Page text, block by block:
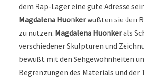
dem Rap-Lager eine gute Adresse
Magdalena Huonkerwußten sie den
zu nutzen. Magdalena Huonkerals
verschiedener Skulpturen und
bewußt mit den Sehgewohnheiten
Begrenzungen des Materials und der